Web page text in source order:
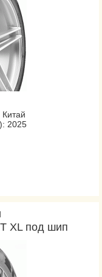
2025
XL под шип